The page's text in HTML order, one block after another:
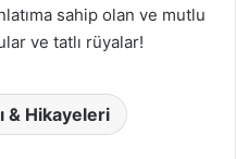
sahip olan ve mutlu
ve tatlı rüyalar!
& Hikayeleri